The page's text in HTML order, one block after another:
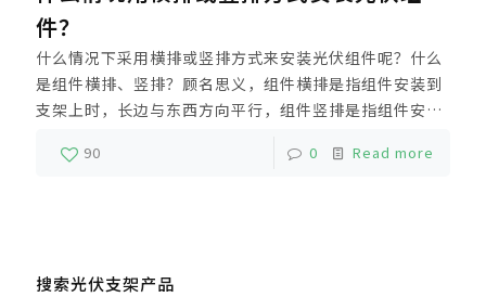
件？
什么情况下采用横排或竖排方式来安装光伏组件呢？什么
是组件横排、竖排？顾名思义，组件横排是指组件安装到
支架上时，长边与东西方向平行，组件竖排是指组件安装
到支架上时，短边与东西方向平行。组件横排比竖排对占
地和支架用量多 ？组件横排竖排占地一样多。
90 0 Read more
搜索光伏支架产品